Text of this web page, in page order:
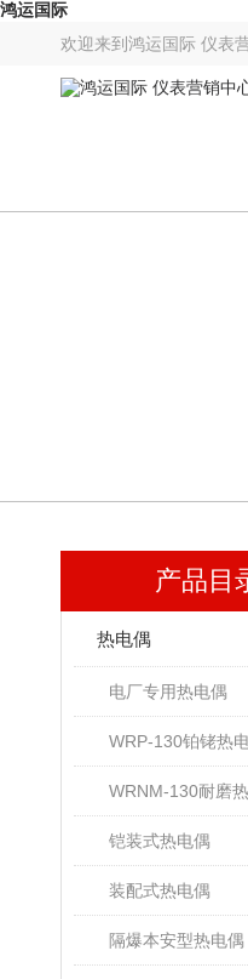
鸿运国际
欢迎来到 鸿运国际 仪表
产品目
热电偶
电厂专用热电偶
WRP-130铂铑热
WRNM-130耐磨
铠装式热电偶
装配式热电偶
隔爆本安型热电偶